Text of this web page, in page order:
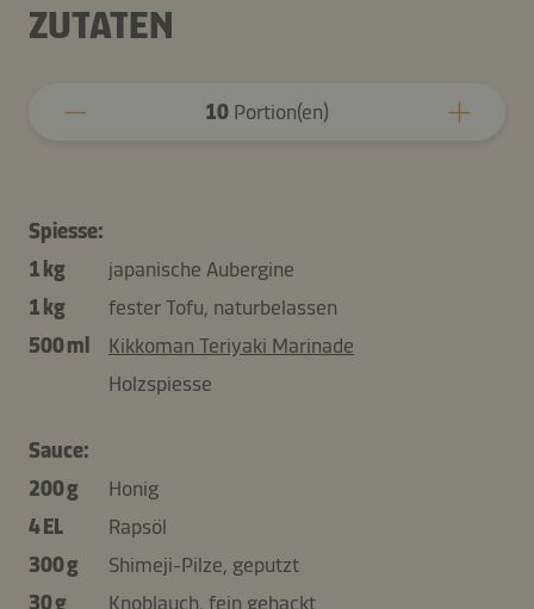
ZUTATEN
10 Portion(en)
Spiesse:
1 kg
japanische Aubergine
1 kg
fester Tofu, naturbelassen
500 ml
Kikkoman Teriyaki Marinade
Holzspiesse
Sauce:
200 g
Honig
4 EL
Rapsöl
300 g
Shimeji-Pilze, geputzt
30 g
Knoblauch, fein gehackt